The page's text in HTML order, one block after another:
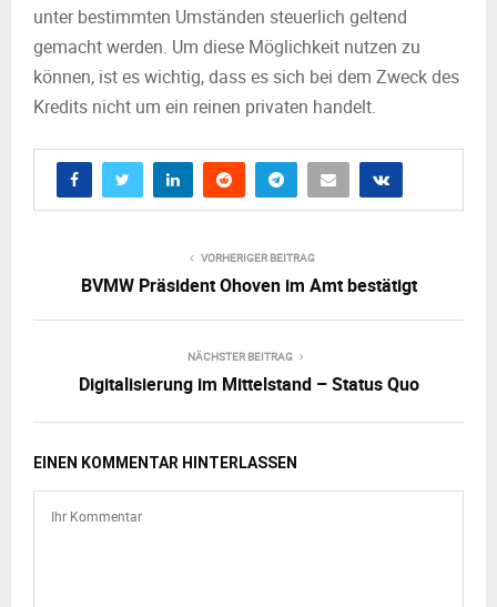
unter bestimmten Umständen steuerlich geltend
gemacht werden. Um diese Möglichkeit nutzen zu
können, ist es wichtig, dass es sich bei dem Zweck des
Kredits nicht um ein reinen privaten handelt.
VORHERIGER BEITRAG
BVMW Präsident Ohoven im Amt bestätigt
NÄCHSTER BEITRAG
Digitalisierung im Mittelstand – Status Quo
EINEN KOMMENTAR HINTERLASSEN